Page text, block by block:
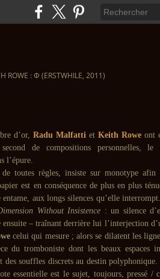
ROWE : Φ (ERSTWHILE, 2011)
d’or, Radu Malfatti et Keith Rowe ont
de compositions personnelles, le
l’épure.
toutes règles, insiste sur monotype afin
est en conséquence de plus en plus
aux longs silences qu’elle
Without Insistence : un silence
– traînant derrière lui l’interjection
celui qui mesure ; alors se dilatent les
du tromboniste dont les beaux espaces
souffles discrets au destin polyphonique.
essentielle est le sujet, toujours, pressé /